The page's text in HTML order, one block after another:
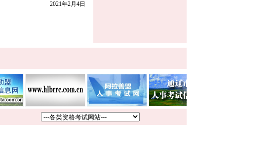
2021年2月4日